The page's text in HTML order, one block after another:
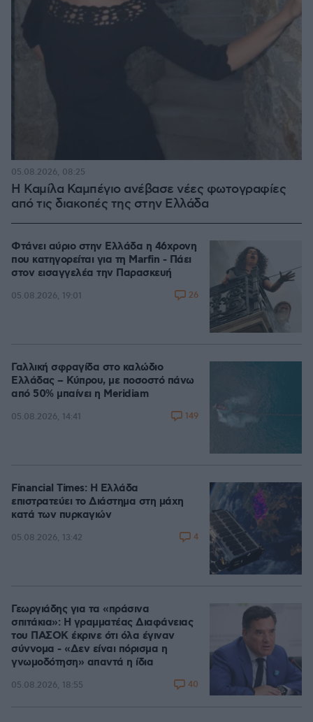
Η Καμίλα Καμπέγιο ανέβασε νέες φωτογραφίες
από τις διακοπές της στην Ελλάδα
05.08.2026, 08:25
Φτάνει αύριο στην Ελλάδα η 46χρονη
που κατηγορείται για τη Marfin - Πάει
στον εισαγγελέα την Παρασκευή
05.08.2026, 19:01 26
Γαλλική σφραγίδα στο καλώδιο
Ελλάδας – Κύπρου, με ποσοστό πάνω
από 50% μπαίνει η Meridiam
05.08.2026, 14:41 149
Financial Times: Η Ελλάδα
επιστρατεύει το Διάστημα στη μάχη
κατά των πυρκαγιών
05.08.2026, 13:42 4
Γεωργιάδης για τα «πράσινα
σπιτάκια»: Η γραμματέας Διαφάνειας
του ΠΑΣΟΚ έκρινε ότι όλα έγιναν
σύννομα - «Δεν είναι πόρισμα η
γνωμοδότηση» απαντά η ίδια
05.08.2026, 18:55 40